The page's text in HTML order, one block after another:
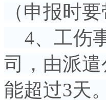
（申报时
4、工伤
司，由派
能超过3天。